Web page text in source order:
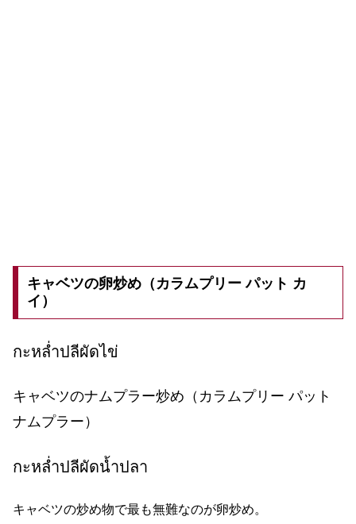
キャベツの卵炒め（カラムプリー パット カ
イ）
กะหล่ำปลีผัดไข่
キャベツのナムプラー炒め（カラムプリー パット
ナムプラー）
กะหล่ำปลีผัดน้ำปลา
キャベツの炒め物で最も無難なのが卵炒め。